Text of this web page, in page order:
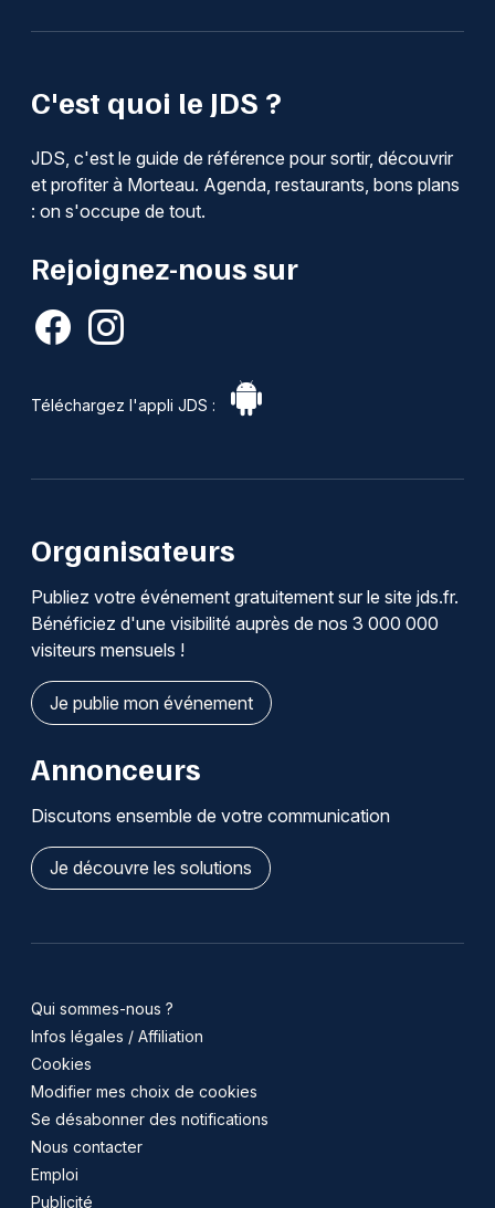
C'est quoi le JDS ?
JDS, c'est le guide de référence pour sortir, découvrir
et profiter à Morteau. Agenda, restaurants, bons plans
: on s'occupe de tout.
Rejoignez-nous sur
Téléchargez l'appli JDS :
Organisateurs
Publiez votre événement gratuitement sur le site jds.fr.
Bénéficiez d'une visibilité auprès de nos 3 000 000
visiteurs mensuels !
Je publie mon événement
Annonceurs
Discutons ensemble de votre communication
Je découvre les solutions
Qui sommes-nous ?
Infos légales / Affiliation
Cookies
Modifier mes choix de cookies
Se désabonner des notifications
Nous contacter
Emploi
Publicité